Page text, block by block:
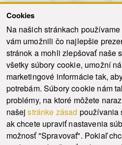
Cookies
Na našich stránkach
vám umožnili čo najlepšie
stránok a mohli zlepšovať naše
všetky súbory cookie, umožní
marketingové informácie tak,
potrebám. Súbory cookie nám
problémy, na ktoré môžete
našejstránke zásad používania
ak chcete upraviť nastavenia
možnosť "Spravovať". Pokiaľ
© 2021-2026 ku.sk. Všetky práva vyhradené.
Vyhlásenie o
This site is protected by reCAPTCHA and the